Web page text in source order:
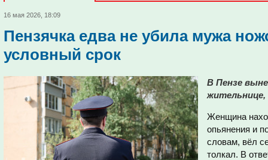
16 мая 2026, 18:09
Пензячка едва не убила мужа
условный срок
В Пензе
жительнице,
Женщина
опьянения и
словам, вёл
толкал. В